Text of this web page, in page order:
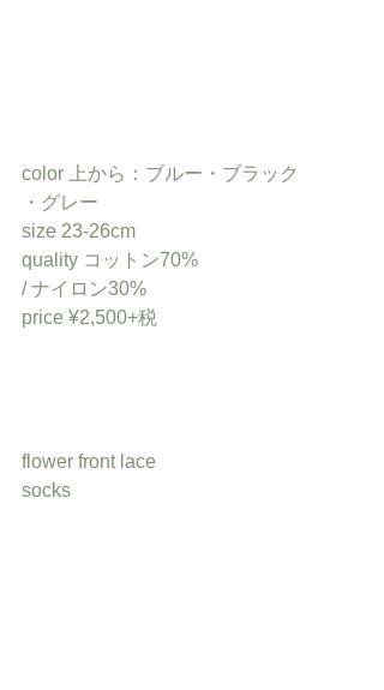
color 上から：ブルー・ブラック
・グレー
size 23-26cm
quality コットン70%
/ ナイロン30%
price ¥2,500+税
flower front lace
socks